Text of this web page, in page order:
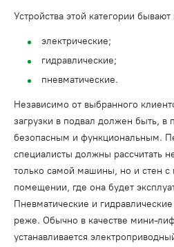
Устройства этой категории
электрические;
гидравлические;
пневматические.
Независимо от выбранного
загрузки в подвал должен быть, в
безопасным и функциональным.
специалисты должны рассчитать
только самой машины, но и стен с
помещении, где она будет
Пневматические и
реже. Обычно в качестве мини-
устанавливается